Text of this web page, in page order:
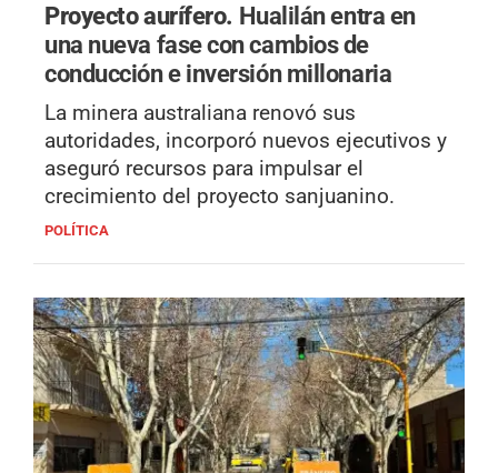
Proyecto aurífero. Hualilán entra en
una nueva fase con cambios de
conducción e inversión millonaria
La minera australiana renovó sus
autoridades, incorporó nuevos ejecutivos y
aseguró recursos para impulsar el
crecimiento del proyecto sanjuanino.
POLÍTICA